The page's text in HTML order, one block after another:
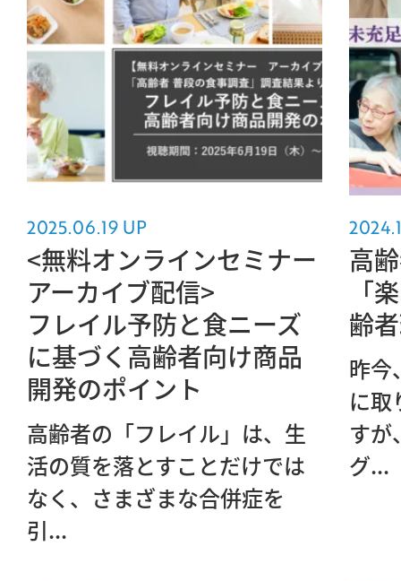
2025.06.19 UP
<無料オンラインセミナー
アーカイブ配信>
フレイル予防と食ニーズ
に基づく高齢者向け商品
開発のポイント
高齢者の「フレイル」は、生
活の質を落とすことだけでは
なく、さまざまな合併症を
引...
高
「
齢
昨今
に取
すが
グ...